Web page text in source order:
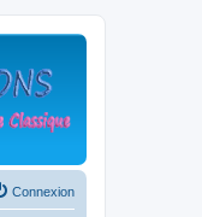
Connexion